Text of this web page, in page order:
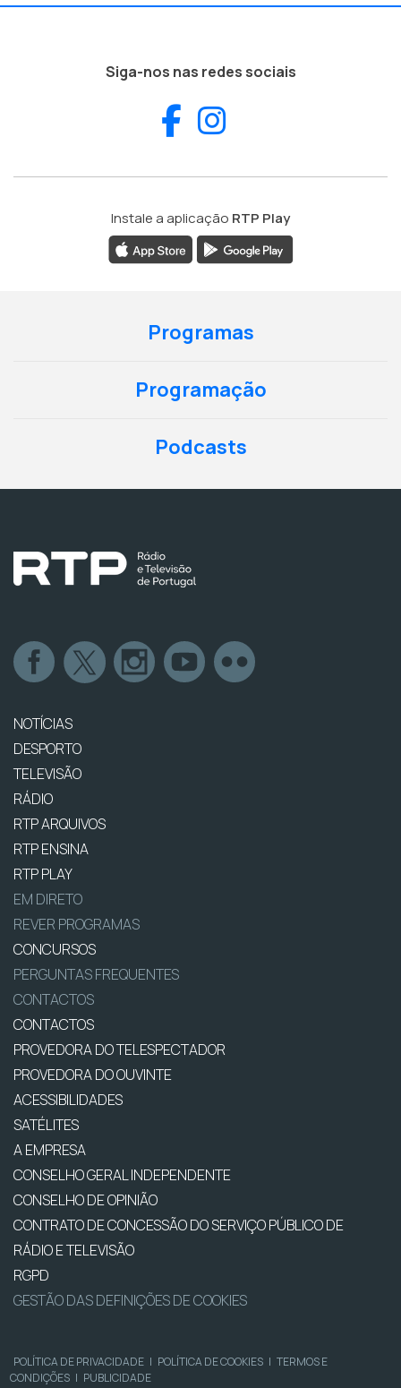
Siga-nos nas redes sociais
Facebook
Instale a aplicação RTP Play
Programas
Programação
Podcasts
NOTÍCIAS
DESPORTO
TELEVISÃO
RÁDIO
RTP ARQUIVOS
RTP ENSINA
RTP PLAY
EM DIRETO
REVER PROGRAMAS
CONCURSOS
PERGUNTAS FREQUENTES
CONTACTOS
CONTACTOS
PROVEDORA DO TELESPECTADOR
PROVEDORA DO OUVINTE
ACESSIBILIDADES
SATÉLITES
A EMPRESA
CONSELHO GERAL INDEPENDENTE
CONSELHO DE OPINIÃO
CONTRATO DE CONCESSÃO DO SERVIÇO PÚBLICO DE
RÁDIO E TELEVISÃO
RGPD
GESTÃO DAS DEFINIÇÕES DE COOKIES
POLÍTICA DE PRIVACIDADE | POLÍTICA DE COOKIES | TERMOS E
CONDIÇÕES | PUBLICIDADE